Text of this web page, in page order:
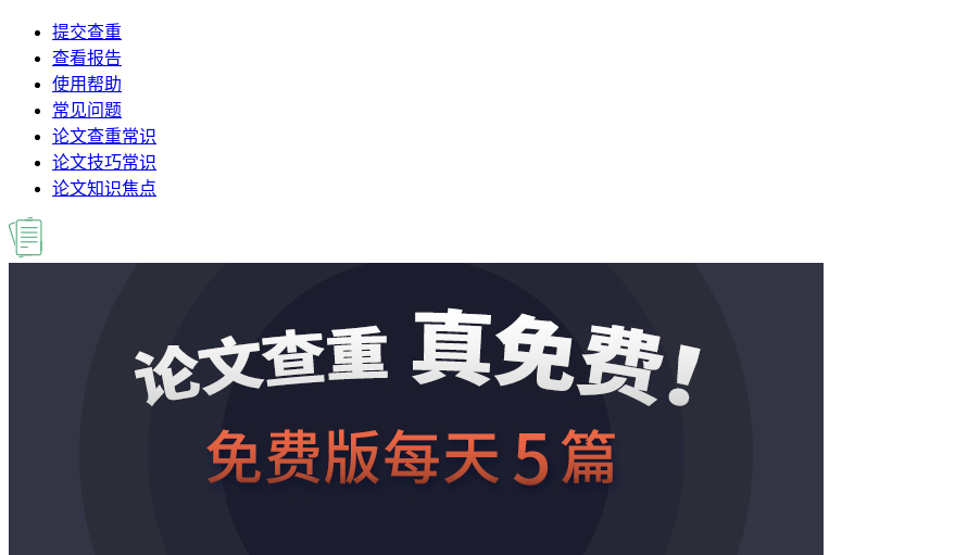
提交查重
查看报告
使用帮助
常见问题
论文查重常识
论文技巧常识
论文知识焦点